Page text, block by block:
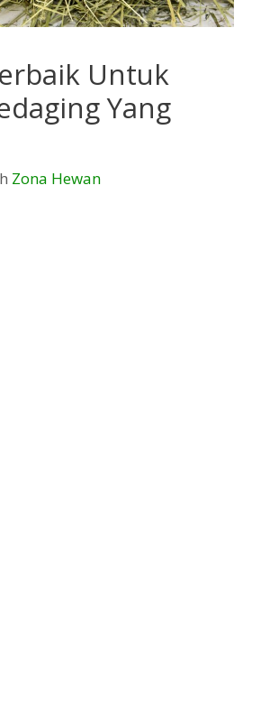
Untuk
Yang
Zona Hewan